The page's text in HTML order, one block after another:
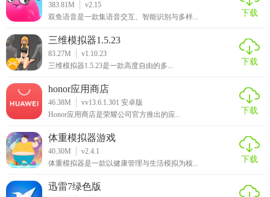
383.81M
v2.15
双鱼语音是一款集语音交互、智能识别与多样...
下载
三维模拟器1.5.23
83.27M
v1.10.23
三维模拟器1.5.23是一款高度自由的多...
下载
honor应用商店
46.38M
vv13.6.1.301 安卓版
Honor应用商店是荣耀公司官方推出的应...
下载
体重模拟器游戏
40.30M
v2.4.1
体重模拟器是一款以健康管理与生活模拟为核...
下载
迅雷7绿色版